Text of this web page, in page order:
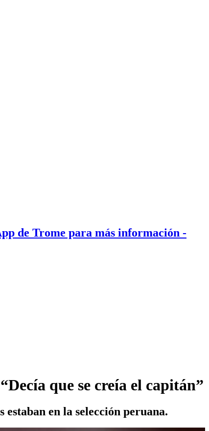
de Trome para más información -
que se creía el capitán”
en la selección peruana.